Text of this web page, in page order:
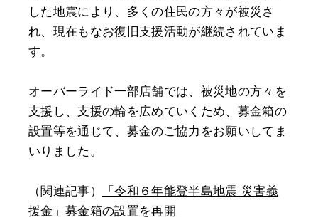
した地震により、多くの住民の方々が被災さ
れ、現在もなお復旧支援活動が継続されていま
す。
オーバーライド一部店舗では、被災地の方々を
支援し、支援の輪を広めていくため、募金箱の
設置等を通じて、募金のご協力をお願いしてま
いりました。
（関連記事）
「令和６年能登半島地震 災害義
援金」募金箱の設置を再開